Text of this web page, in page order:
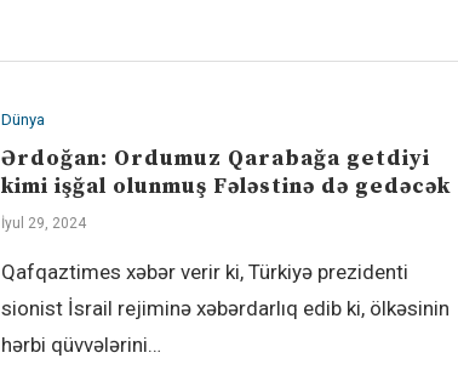
Dünya
Ərdoğan: Ordumuz Qarabağa getdiyi
kimi işğal olunmuş Fələstinə də gedəcək
İyul 29, 2024
Qafqaztimes xəbər verir ki, Türkiyə prezidenti
sionist İsrail rejiminə xəbərdarlıq edib ki, ölkəsinin
hərbi qüvvələrini…